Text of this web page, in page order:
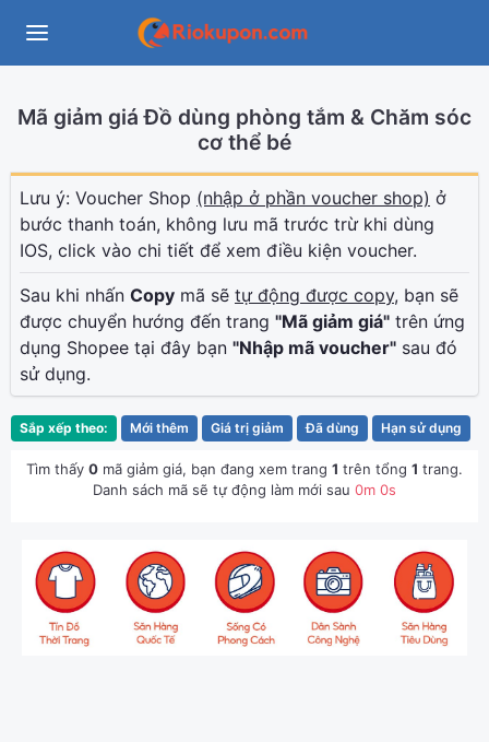
Mã giảm giá Đồ dùng phòng tắm & Chăm sóc
cơ thể bé
Lưu ý: Voucher Shop (nhập ở phần voucher shop) ở
bước thanh toán, không lưu mã trước trừ khi dùng
IOS, click vào chi tiết để xem điều kiện voucher.
Sau khi nhấn Copy mã sẽ tự động được copy, bạn sẽ
được chuyển hướng đến trang "Mã giảm giá" trên ứng
dụng Shopee tại đây bạn "Nhập mã voucher" sau đó
sử dụng.
Sắp xếp theo: Mới thêm Giá trị giảm Đã dùng Hạn sử dụng
Tìm thấy 0 mã giảm giá, bạn đang xem trang 1 trên tổng 1 trang.
Danh sách mã sẽ tự động làm mới sau 0m 0s